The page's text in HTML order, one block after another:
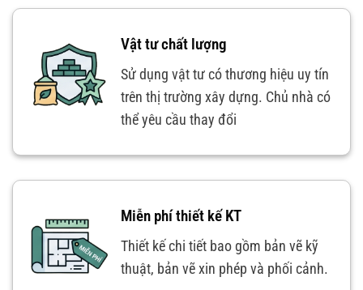
Vật tư chất lượng
Sử dụng vật tư có thương hiệu uy tín
trên thị trường xây dựng. Chủ nhà có
thể yêu cầu thay đổi
Miễn phí thiết kế KT
Thiết kế chi tiết bao gồm bản vẽ kỹ
thuật, bản vẽ xin phép và phối cảnh.